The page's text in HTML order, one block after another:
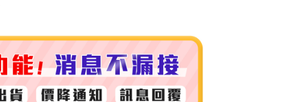
每筆NT$80，滿NT$999(含以上)免運費
7-11取貨付款
每筆NT$80，滿NT$999(含以上)免運費
7-11純取貨 (先付款